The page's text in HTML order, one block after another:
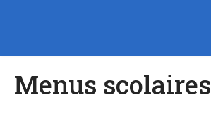
Menus scolaires